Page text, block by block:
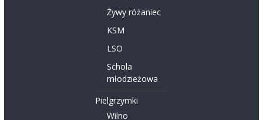
Żywy różaniec
KSM
LSO
Schola
młodzieżowa
Pielgrzymki
Wilno